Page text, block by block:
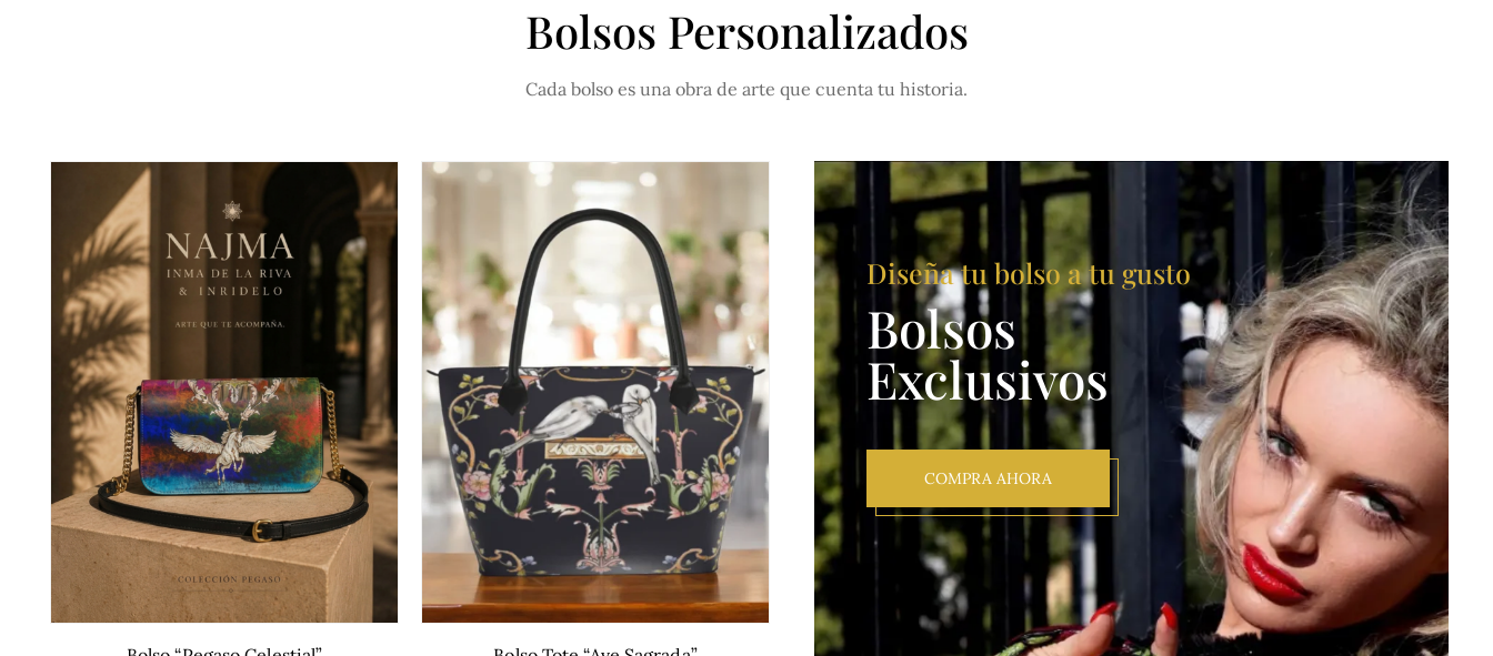
Bolsos Personalizados
Cada bolso es una obra de arte que cuenta tu historia.
Diseña tu bolso a tu gusto
Bolsos
Exclusivos
COMPRA AHORA